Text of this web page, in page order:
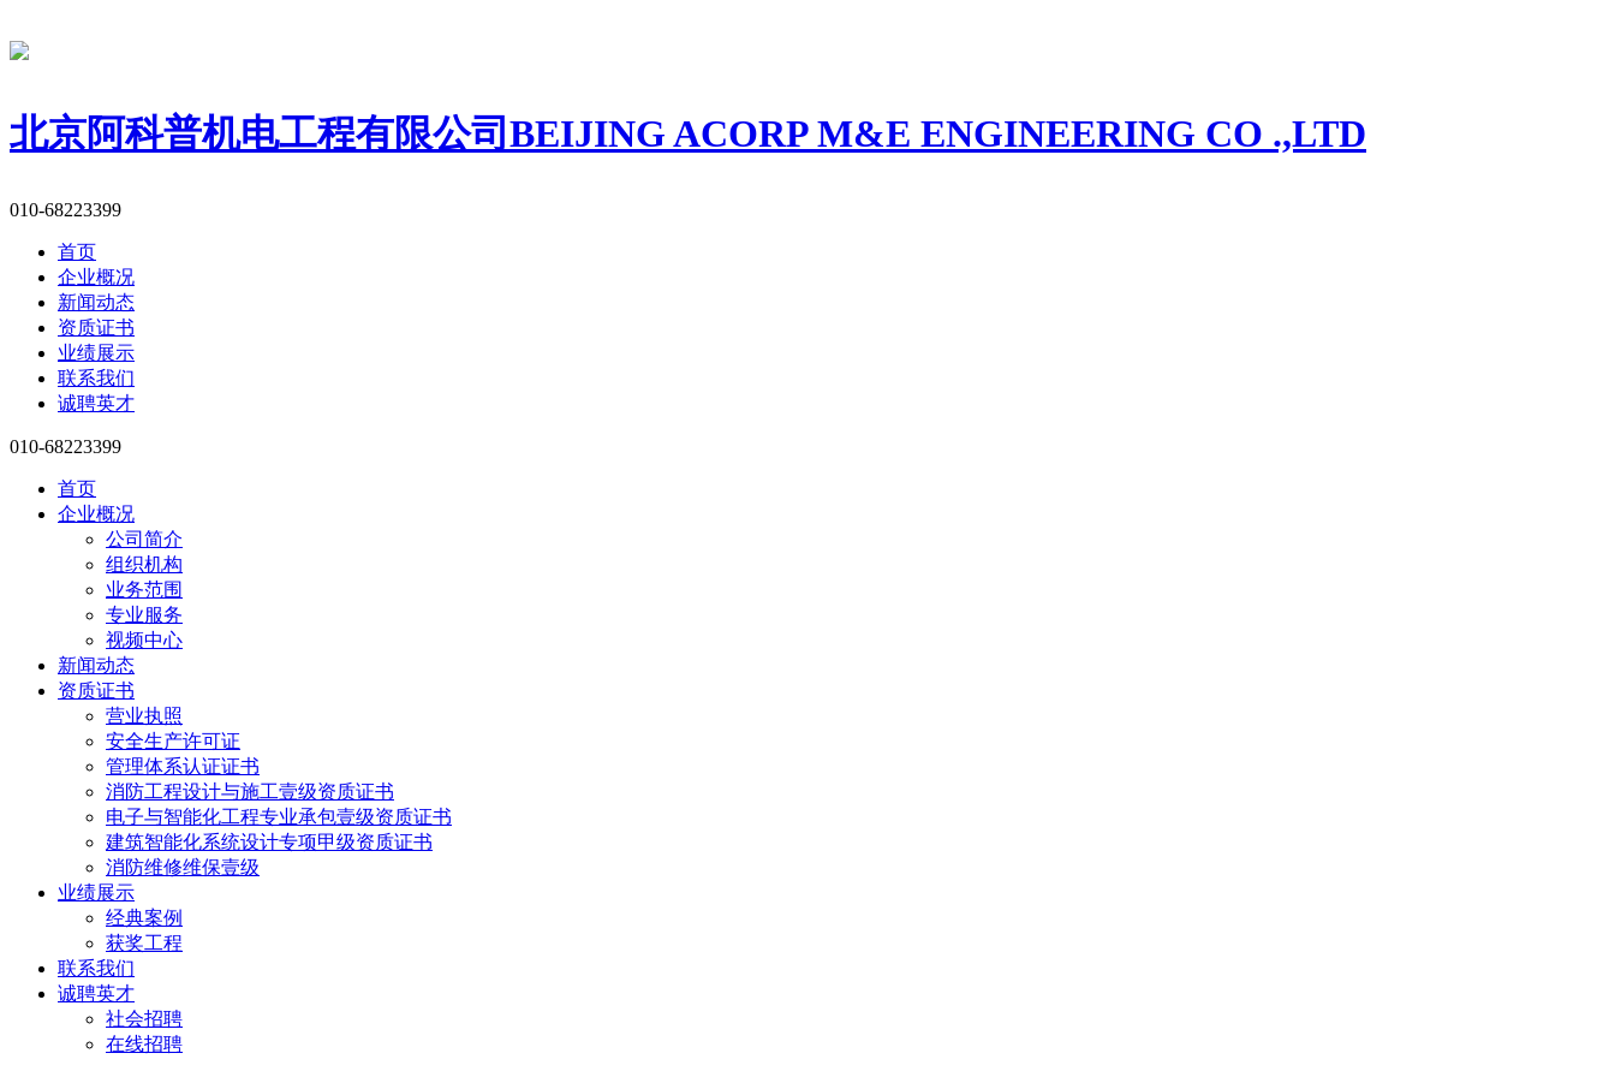
北京阿科普机电工程有限公司BEIJING ACORP M&E ENGINEERING CO .,LTD
010-68223399
首页
企业概况
新闻动态
资质证书
业绩展示
联系我们
诚聘英才
010-68223399
首页
企业概况
公司简介
组织机构
业务范围
专业服务
视频中心
新闻动态
资质证书
营业执照
安全生产许可证
管理体系认证证书
消防工程设计与施工壹级资质证书
电子与智能化工程专业承包壹级资质证书
建筑智能化系统设计专项甲级资质证书
消防维修维保壹级
业绩展示
经典案例
获奖工程
联系我们
诚聘英才
社会招聘
在线招聘